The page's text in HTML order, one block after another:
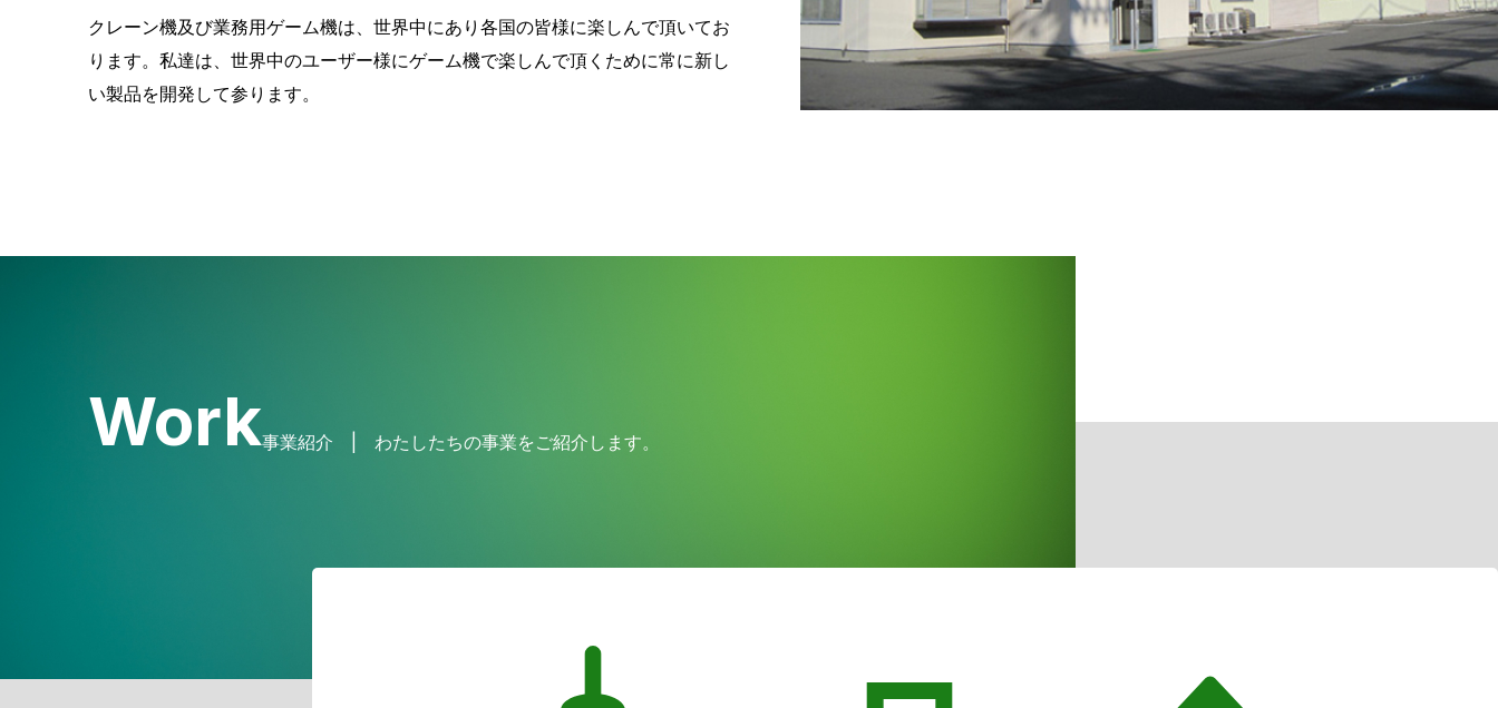
クレーン機及び業務用ゲーム機は、世界中にあり各国の皆様に楽しんで頂いてお
ります。私達は、世界中のユーザー様にゲーム機で楽しんで頂くために常に新し
い製品を開発して参ります。
Work事業紹介 | わたしたちの事業をご紹介します。